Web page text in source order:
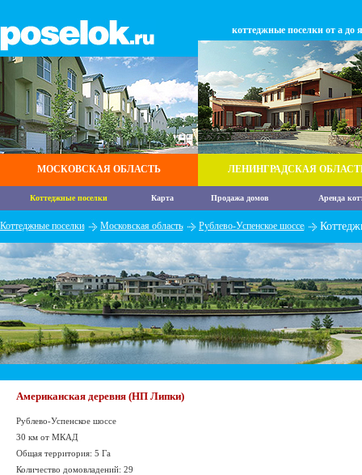
МОСКОВСКАЯ ОБЛАСТЬ
коттеджные поселки от а до я
ЛЕНИНГРАДСКАЯ
Коттеджные поселки Карта Продажа домов Аренда
Коттеджные поселки Московская область Рублево-Успенское шоссе
Американская деревня (НП Липки)
Рублево-Успенское шоссе
30 км от МКАД
Общая территория: 5 Га
Количество домовладений: 29